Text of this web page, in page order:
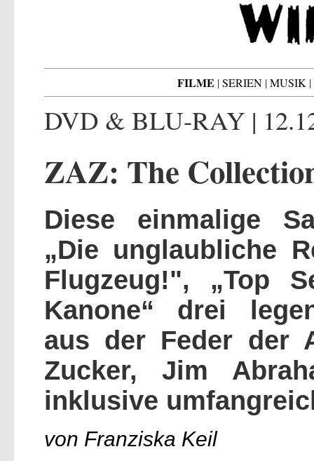
FILME |SERIEN |MUSIK |
DVD & BLU-RAY |
ZAZ: The
Diese einmalige
„Die unglaubliche
Flugzeug!", „Top
Kanone“ drei
aus der Feder der
Zucker, Jim
inklusive
von Franziska Keil